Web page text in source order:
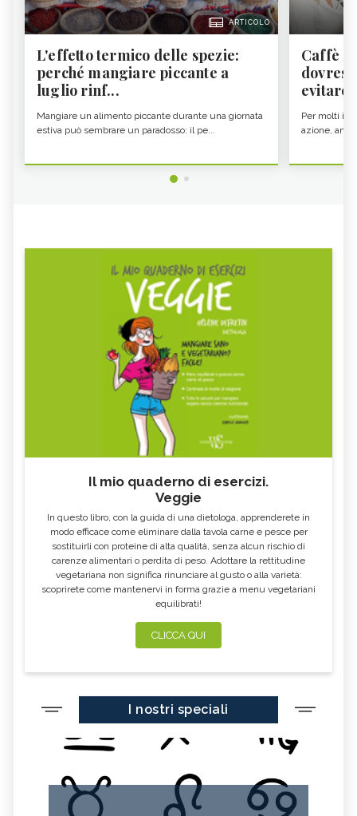
ARTICOLO
L'effetto termico delle spezie:
perché mangiare piccante a
luglio rinf...
Mangiare un alimento piccante durante una giornata
estiva può sembrare un paradosso: il pe...
Caffè
evitare
Per molti il
azione,
Il mio quaderno di esercizi.
Veggie
In questo libro, con la guida di una dietologa, apprenderete in
modo efficace come eliminare dalla tavola carne e pesce per
sostituirli con proteine di alta qualità, senza alcun rischio di
carenze alimentari o perdita di peso. Adottare la rettitudine
vegetariana non significa rinunciare al gusto o alla varietà:
scoprirete come mantenervi in forma grazie a menu vegetariani
equilibrati!
CLICCA QUI
I nostri speciali